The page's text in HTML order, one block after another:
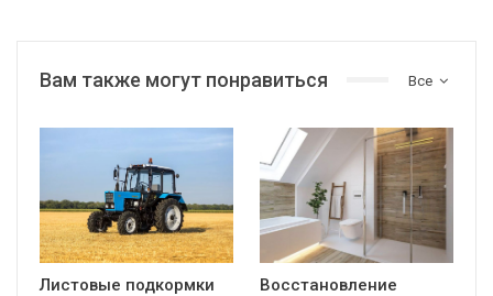
Все
Вам также могут понравиться
Листовые подкормки
Восстановление